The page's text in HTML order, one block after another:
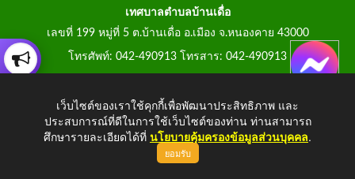
เทศบาลตำบลบ้านเดื่อ
เลขที่ 199 หมู่ที่ 5 ต.บ้านเดื่อ อ.เมือง จ.หนองคาย 43000
โทรศัพท์: 042-490913 โทรสาร: 042-490913
Copyright © 2026 All Right Resive
เว็บไซต์ของเราใช้คุกกี้เพื่อพัฒนาประสิทธิภาพ และ
ประสบการณ์ที่ดีในการใช้เว็บไซต์ของท่าน ท่านสามารถ
ศึกษารายละเอียดได้ที่ นโยบายคุ้มครองข้อมูลส่วนบุคคล.
ยอมรับ